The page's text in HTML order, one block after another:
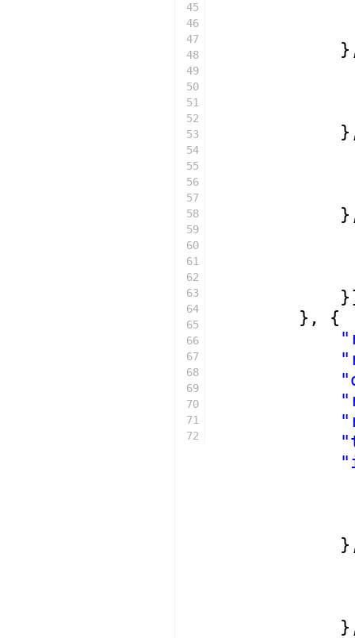
45
46
47
48
49
50
51
52
53
54
55
56
57
58
59
60
61
62
63
64
65
66
67
68
69
70
71
72
}, {